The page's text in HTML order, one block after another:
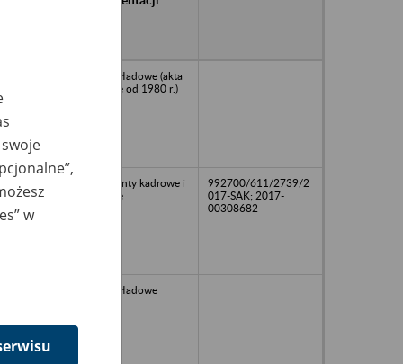
Akta zakładowe (akta
płacowe od 1980 r.)
dokumenty kadrowe i
płacowe
992700/611/2739/2
017-SAK; 2017-
00308682
Akta zakładowe
w